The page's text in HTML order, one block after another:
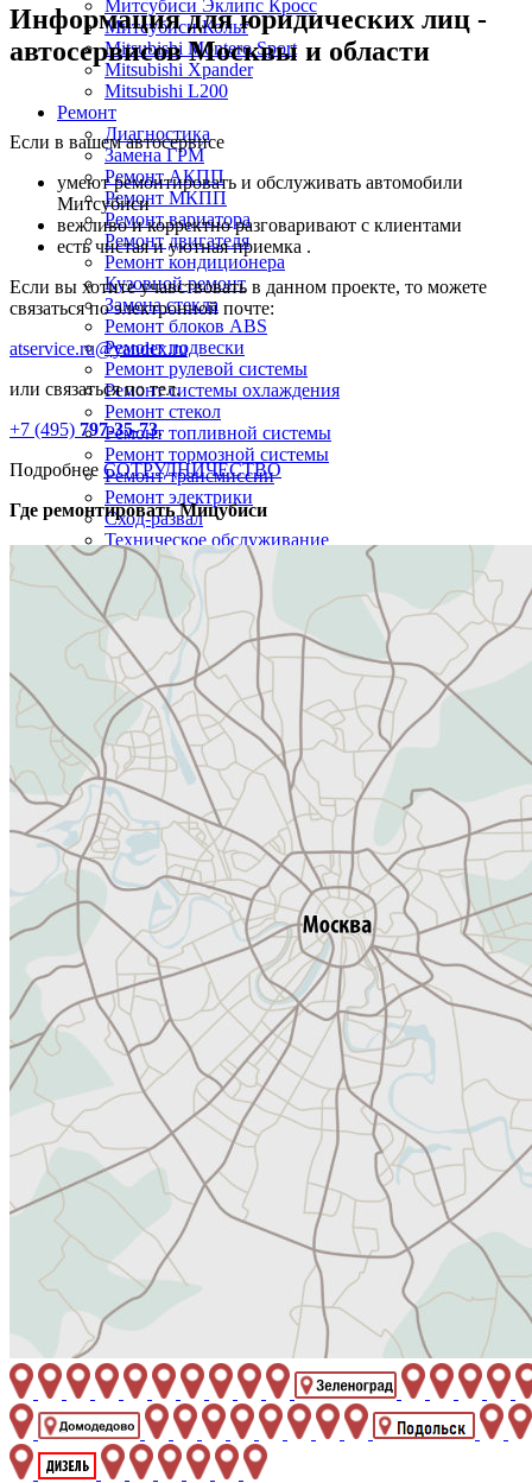
Митсубиси Эклипс Кросс
Митсубиси Кольт
Mitsubishi Montero Sport
Mitsubishi Xpander
Mitsubishi L200
Ремонт
Диагностика
Замена ГРМ
Ремонт АКПП
Ремонт МКПП
Ремонт вариатора
Ремонт двигателя
Ремонт кондиционера
Кузовной ремонт
Замена стекла
Ремонт блоков ABS
Ремонт подвески
Ремонт рулевой системы
Ремонт системы охлаждения
Ремонт стекол
Ремонт топливной системы
Ремонт тормозной системы
Ремонт трансмиссии
Ремонт электрики
Сход-развал
Техническое обслуживание
Шиномонтаж
Цены
Outlander
Pajero
Pajero Sport
Lancer
ASX
Eclipse Cross
Colt
Montero Sport
Контакты
Информация для юридических лиц -
автосервисов Москвы и области
Если в вашем автосервисе
умеют ремонтировать и обслуживать автомобили
Митсубиси
вежливо и корректно разговаривают с клиентами
есть чистая и уютная приемка .
Если вы хотите учавствовать в данном проекте, то можете
связаться по электронной почте:
atservice.ru@yandex.ru
или связаться по тел.
+7 (495) 797-35-73.
Подробнее СОТРУДНИЧЕСТВО
Где ремонтироватьМицубиси